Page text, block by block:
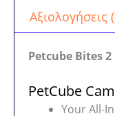
Αξιολογήσεις
Petcube Bites 2
PetCube Cam
Your All-